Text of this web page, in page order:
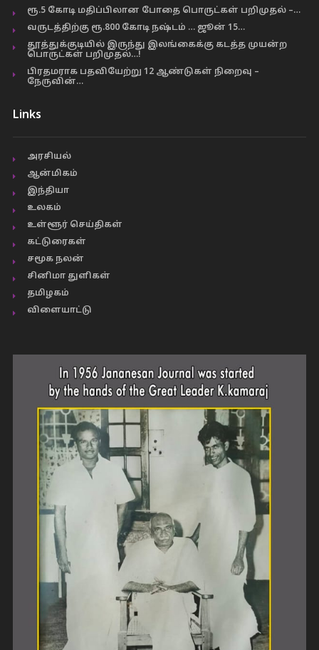
ரூ.5 கோடி மதிப்பிலான போதை பொருட்கள் பறிமுதல் –…
வருடத்திற்கு ரூ.800 கோடி நஷ்டம் … ஜூன் 15…
தூத்துக்குடியில் இருந்து இலங்கைக்கு கடத்த முயன்ற
பொருட்கள் பறிமுதல்…!
பிரதமராக பதவியேற்று 12 ஆண்டுகள் நிறைவு –
நேருவின்…
Links
அரசியல்
ஆன்மிகம்
இந்தியா
உலகம்
உள்ளூர் செய்திகள்
கட்டுரைகள்
சமூக நலன்
சினிமா துளிகள்
தமிழகம்
விளையாட்டு